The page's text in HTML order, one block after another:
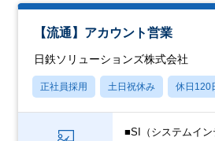
【流通】アカウント営業
日鉄ソリューションズ株式会社
正社員採用 土日祝休み 休日120
■SI（システムイ